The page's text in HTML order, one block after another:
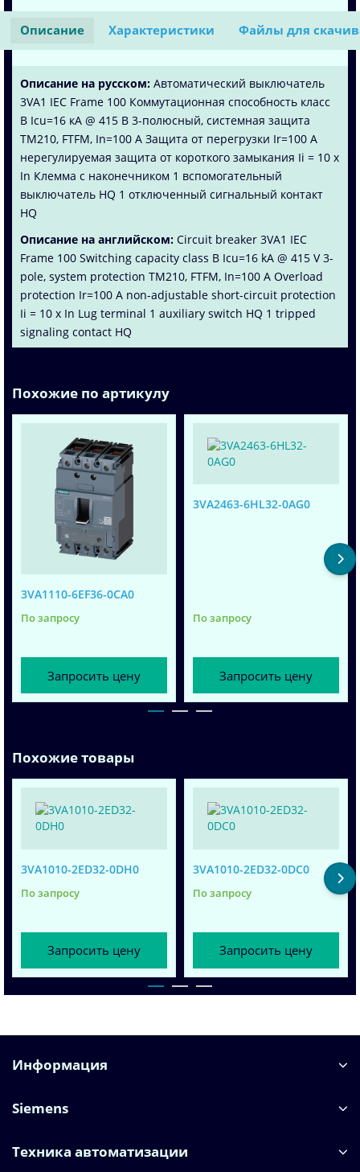
Описание Характеристики Файлы для
Описание на русском: Автоматический выключатель
3VA1 IEC Frame 100 Коммутационная способность класс
B Icu=16 кА @ 415 В 3-полюсный, системная защита
TM210, FTFM, In=100 A Защита от перегрузки Ir=100 A
нерегулируемая защита от короткого замыкания Ii = 10 x
In Клемма с наконечником 1 вспомогательный
выключатель HQ 1 отключенный сигнальный контакт
HQ
Описание на английском: Circuit breaker 3VA1 IEC
Frame 100 Switching capacity class B Icu=16 kA @ 415 V 3-
pole, system protection TM210, FTFM, In=100 A Overload
protection Ir=100 A non-adjustable short-circuit protection
Ii = 10 x In Lug terminal 1 auxiliary switch HQ 1 tripped
signaling contact HQ
Похожие по артикулу
3VA1110-6EF36-0CA0
По запросу
Запросить цену
3VA2463-6HL32-0AG0
По запросу
Запросить цену
Похожие товары
3VA1010-2ED32-0DH0
По запросу
Запросить цену
3VA1010-2ED32-0DC0
По запросу
Запросить цену
Информация
Siemens
Техника автоматизации